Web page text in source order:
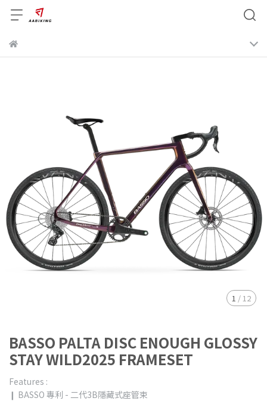
1 / 12
BASSO PALTA DISC ENOUGH GLOSSY
STAY WILD2025 FRAMESET
Features :
❙ BASSO 專利 - 二代3B隱藏式座管束